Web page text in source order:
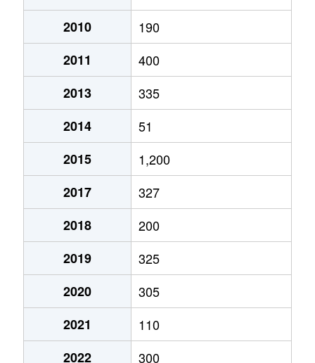
2010
190
2011
400
2013
335
2014
51
2015
1,200
2017
327
2018
200
2019
325
2020
305
2021
110
2022
300